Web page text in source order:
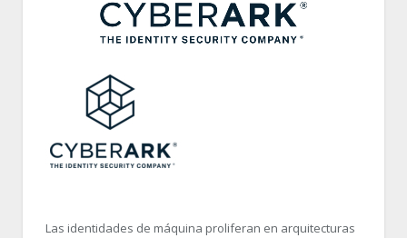
Las identidades de máquina proliferan en arquitecturas